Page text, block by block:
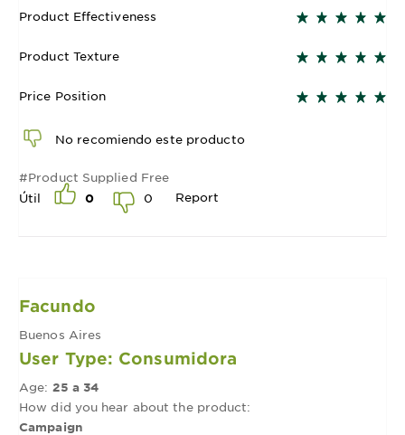
Product Effectiveness
Product Texture
Price Position
No recomiendo este producto
#Product Supplied Free
Útil
0 0 Report
Facundo
Buenos Aires
User Type: Consumidora
Age: 25 a 34
How did you hear about the product:
Campaign